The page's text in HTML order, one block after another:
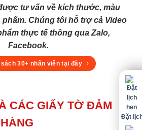
tư vấn về kích thước, màu
Chúng tôi hỗ trợ cả Video
thực tế thông qua Zalo,
Facebook.
30+ nhân viên tại đây
CÁC GIẤY TỜ ĐẢM
Đặt